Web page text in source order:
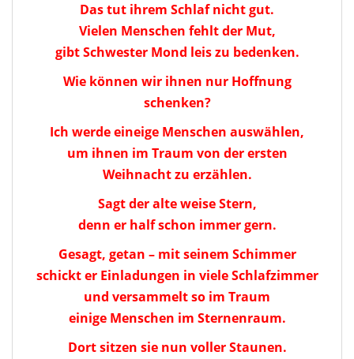
Das tut ihrem Schlaf nicht gut.
Vielen Menschen fehlt der Mut,
gibt Schwester Mond leis zu bedenken.
Wie können wir ihnen nur Hoffnung
schenken?
Ich werde eineige Menschen auswählen,
um ihnen im Traum von der ersten
Weihnacht zu erzählen.
Sagt der alte weise Stern,
denn er half schon immer gern.
Gesagt, getan – mit seinem Schimmer
schickt er Einladungen in viele Schlafzimmer
und versammelt so im Traum
einige Menschen im Sternenraum.
Dort sitzen sie nun voller Staunen.